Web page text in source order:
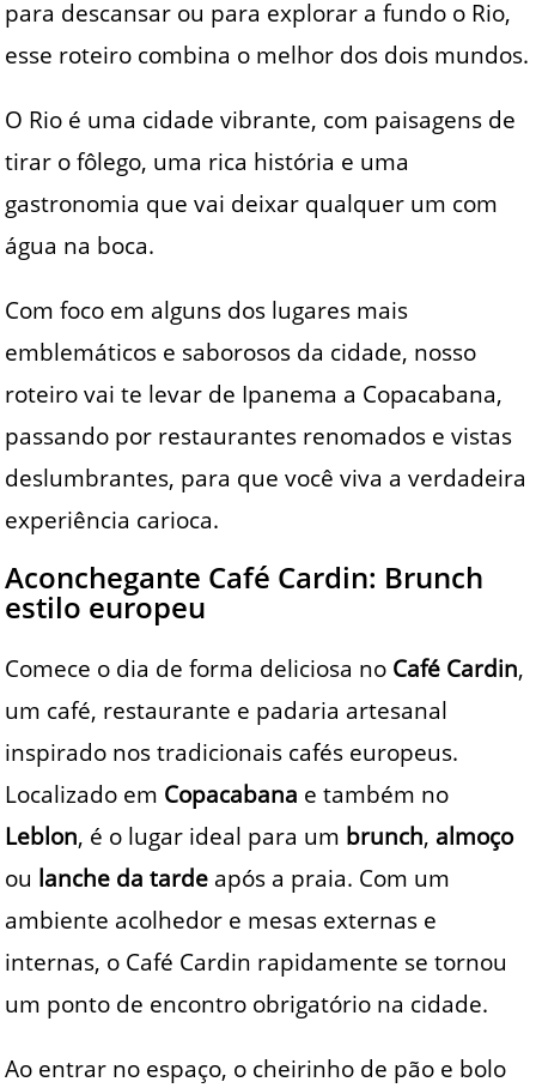
para descansar ou para explorar a fundo o Rio,
esse roteiro combina o melhor dos dois mundos.
O Rio é uma cidade vibrante, com paisagens de
tirar o fôlego, uma rica história e uma
gastronomia que vai deixar qualquer um com
água na boca.
Com foco em alguns dos lugares mais
emblemáticos e saborosos da cidade, nosso
roteiro vai te levar de Ipanema a Copacabana,
passando por restaurantes renomados e vistas
deslumbrantes, para que você viva a verdadeira
experiência carioca.
Aconchegante Café Cardin: Brunch
estilo europeu
Comece o dia de forma deliciosa no Café Cardin,
um café, restaurante e padaria artesanal
inspirado nos tradicionais cafés europeus.
Localizado em Copacabana e também no
Leblon, é o lugar ideal para um brunch, almoço
ou lanche da tarde após a praia. Com um
ambiente acolhedor e mesas externas e
internas, o Café Cardin rapidamente se tornou
um ponto de encontro obrigatório na cidade.
Ao entrar no espaço, o cheirinho de pão e bolo